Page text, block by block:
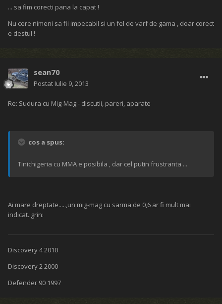
... sa fim corecti pana la capat !
Nu cere nimeni sa fii impecabil si un fel de varf de gama , doar corect
e destul !
sean70
Postat Iulie 9, 2013
Re: Sudura cu Mig-Mag - discutii, pareri, aparate
cos a spus:
Tinichigeria cu MMA e posibila , dar cel putin frustranta ...
Ai mare dreptate.....,un mig-mag cu sarma de 0,6 ar fi mult mai
indicat.:grin:
Discovery 4 2010
Discovery 2 2000
Defender 90 1997